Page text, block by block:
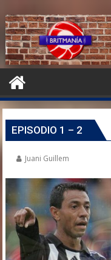
EPISODIO 1 – 2
Juani Guillem